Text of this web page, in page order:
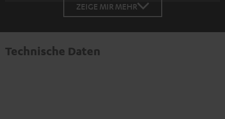
ZEIGE MIR MEHR
Technische Daten